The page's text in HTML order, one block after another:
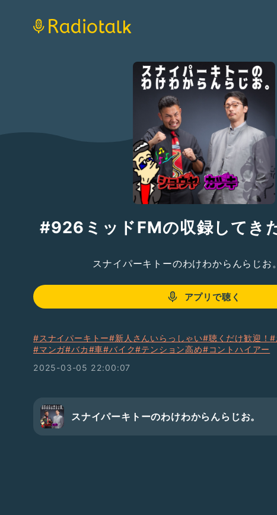
#926ミッドFMの収録してき
スナイパーキトーのわけわからんらじお。
アプリで聴く
#スナイパーキトー#新人さんいらっしゃい#聴くだけ歓迎！#
#マンガ#バカ#車#バイク#テンション高め#コントハイアー
2025-03-05 22:00:07
スナイパーキトーのわけわからんらじお。